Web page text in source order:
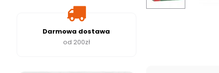
Darmowa dostawa
od 200zł